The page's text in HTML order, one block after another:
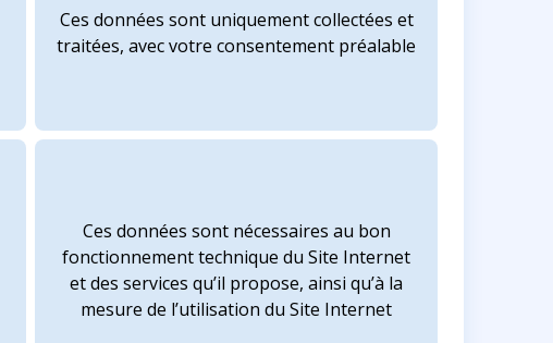
Ces données sont uniquement collectées et
traitées, avec votre consentement préalable
Ces données sont nécessaires au bon
fonctionnement technique du Site Internet
et des services qu’il propose, ainsi qu’à la
mesure de l’utilisation du Site Internet